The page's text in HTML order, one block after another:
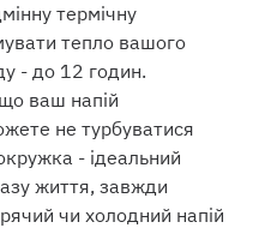
термічну
тепло вашого
- до 12 годин.
ваш напій
не турбуватися
- ідеальний
життя, завжди
чи холодний напій